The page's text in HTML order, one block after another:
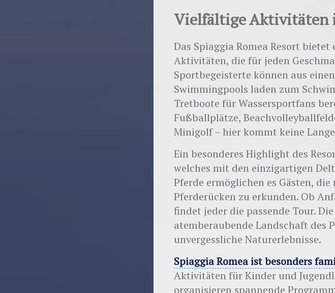
Vielfältige Aktivitäten
Das Spiaggia Romea Resort
Aktivitäten, die für jeden
Sportbegeisterte können aus
Swimmingpools laden zum
Tretboote für Wassersportfans
Fußballplätze,
Minigolf – hier kommt keine
Ein besonderes Highlight des
welches mit den einzigartigen
Pferde ermöglichen es Gästen,
Pferderücken zu erkunden. Ob
findet jeder die passende Tour.
atemberaubende Landschaft des
unvergessliche Naturerlebnisse.
Spiaggia Romea ist besonders
Aktivitäten für Kinder und
organisieren spannende